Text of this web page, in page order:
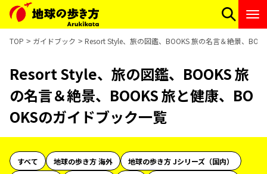
TOP ガイドブック Resort Style、旅の図鑑、BOOKS 旅の名言＆絶景、
Resort Style、旅の図鑑、BOOKS 旅
の名言＆絶景、BOOKS 旅と健康、BO
OKSのガイドブック一覧
すべて 地球の歩き方 海外
地球の歩き方 Jシリーズ（国内）